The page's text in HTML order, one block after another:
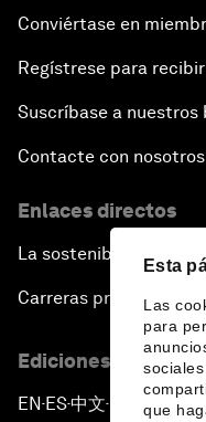
Esta
Las
para
que
Conviértase en
Regístrese para
Suscríbase a nuestros
Contacte con nosotros
Enlaces directos
La sostenibilidad en el
Carreras profesionales
Ediciones en otros
EN ▪ES▪中文▪ 日本語